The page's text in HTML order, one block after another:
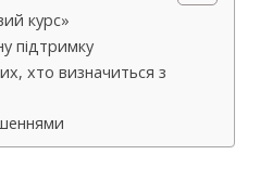
курс»
підтримку
хто визначиться з